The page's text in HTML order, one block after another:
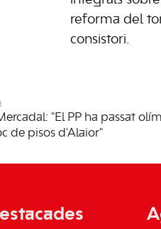
reforma del
consistori.
"El PP ha passat
de pisos d'Alaior"